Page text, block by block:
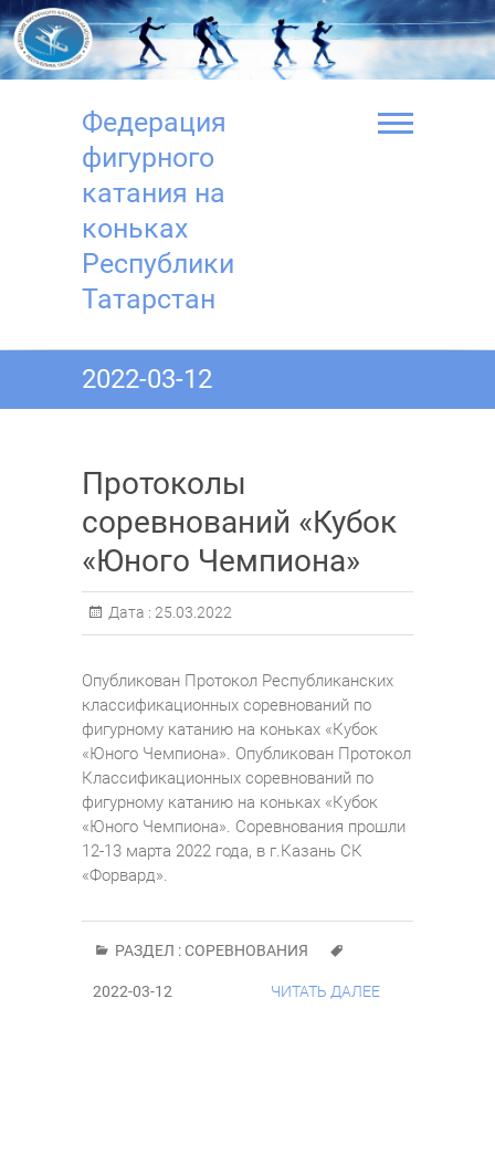
Перейти
к
содержимому
Федерация
фигурного
катания на
коньках
Республики
Татарстан
2022-03-12
Протоколы
соревнований «Кубок
«Юного Чемпиона»
Дата : 25.03.2022
Опубликован Протокол Республиканских
классификационных соревнований по
фигурному катанию на коньках «Кубок
«Юного Чемпиона». Опубликован Протокол
Классификационных соревнований по
фигурному катанию на коньках «Кубок
«Юного Чемпиона». Соревнования прошли
12-13 марта 2022 года, в г.Казань СК
«Форвард».
РАЗДЕЛ :СОРЕВНОВАНИЯ
2022-03-12 ЧИТАТЬ ДАЛЕЕ